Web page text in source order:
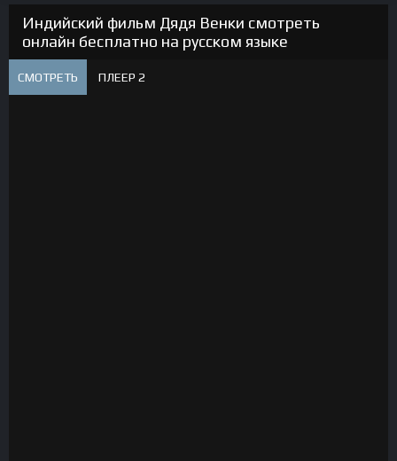
Индийский фильм Дядя Венки смотреть
онлайн бесплатно на русском языке
СМОТРЕТЬ ПЛЕЕР 2